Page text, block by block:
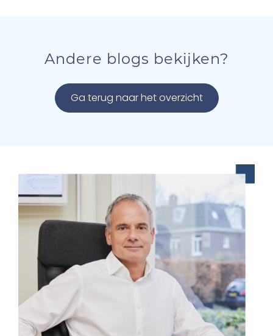
Andere blogs bekijken?
Ga terug naar het overzicht